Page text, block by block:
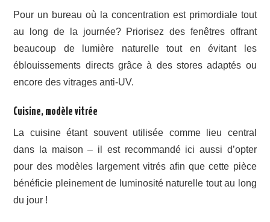
Pour un bureau où la concentration est primordiale tout
au long de la journée? Priorisez des fenêtres offrant
beaucoup de lumière naturelle tout en évitant les
éblouissements directs grâce à des stores adaptés ou
encore des vitrages anti-UV.
Cuisine, modèle vitrée
La cuisine étant souvent utilisée comme lieu central
dans la maison – il est recommandé ici aussi d’opter
pour des modèles largement vitrés afin que cette pièce
bénéficie pleinement de luminosité naturelle tout au long
du jour !